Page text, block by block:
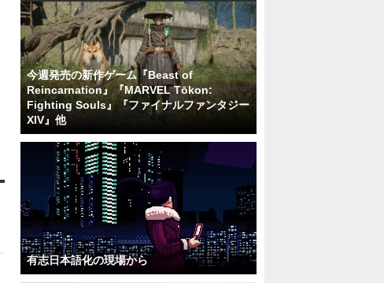
今週発売の新作ゲーム『Beast of
Reincarnation』『MARVEL Tōkon:
Fighting Souls』『ファイナルファンタジー
XIV』他
有志日本語化の現場から